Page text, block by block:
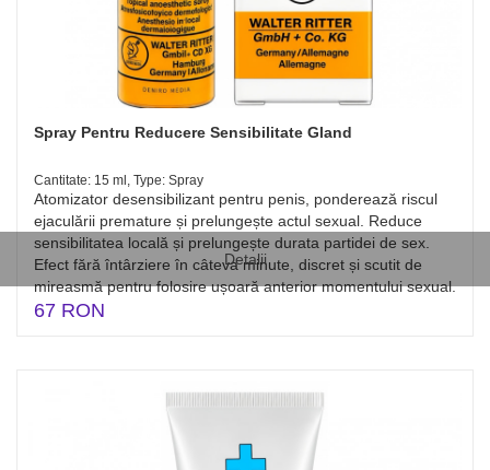
Detalii
Spray Pentru Reducere Sensibilitate Gland
Cantitate: 15 ml, Type: Spray
Atomizator desensibilizant pentru penis, ponderează riscul
ejaculării premature și prelungește actul sexual. Reduce
sensibilitatea locală și prelungește durata partidei de sex.
Efect fără întârziere în câteva minute, discret și scutit de
mireasmă pentru folosire ușoară anterior momentului sexual.
67 RON